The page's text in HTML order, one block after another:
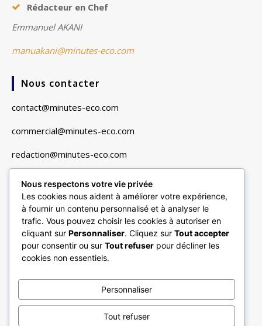
Rédacteur en Chef
Emmanuel AKANI
manuakani@minutes-eco.com
Nous contacter
contact@minutes-eco.com
commercial@minutes-eco.com
redaction@minutes-eco.com
Liens utiles
Navigation
Finance & Marchés
Entreprises & Secteurs
Minutes Multimédias
Nous respectons votre vie privée
Les cookies nous aident à améliorer votre expérience,
à fournir un contenu personnalisé et à analyser le
trafic. Vous pouvez choisir les cookies à autoriser en
cliquant sur Personnaliser. Cliquez sur Tout accepter
pour consentir ou sur Tout refuser pour décliner les
cookies non essentiels.
Personnaliser
Tout refuser